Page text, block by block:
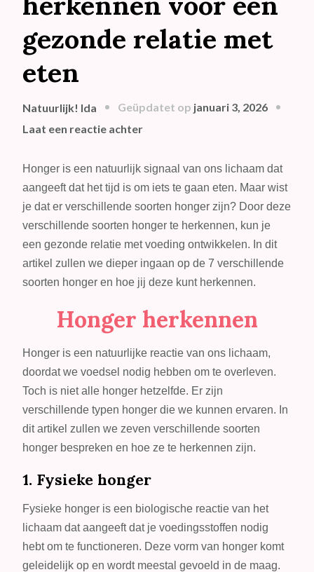
gezonde relatie met
eten
Natuurlijk! Ida Geüpdatet op januari 3, 2026
Laat een reactie achterop
soorten
honger
herkennen
voor
een
gezonde
relatie
eten
Honger is een natuurlijk signaal van ons lichaam dat
aangeeft dat het tijd is om iets te gaan eten. Maar wist
je dat er verschillende soorten honger zijn? Door deze
verschillende soorten honger te herkennen, kun je
een gezonde relatie met voeding ontwikkelen. In dit
artikel zullen we dieper ingaan op de 7 verschillende
soorten honger en hoe jij deze kunt herkennen.
Honger herkennen
Honger is een natuurlijke reactie van ons lichaam,
doordat we voedsel nodig hebben om te overleven.
Toch is niet alle honger hetzelfde. Er zijn
verschillende typen honger die we kunnen ervaren. In
dit artikel zullen we zeven verschillende soorten
honger bespreken en hoe ze te herkennen zijn.
1. Fysieke honger
Fysieke honger is een biologische reactie van het
lichaam dat aangeeft dat je voedingsstoffen nodig
hebt om te functioneren. Deze vorm van honger komt
geleidelijk op en wordt meestal gevoeld in de maag.